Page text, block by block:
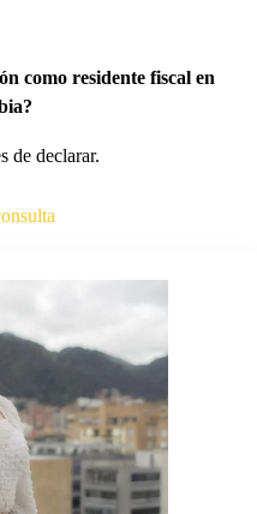
como residente fiscal en
de declarar.